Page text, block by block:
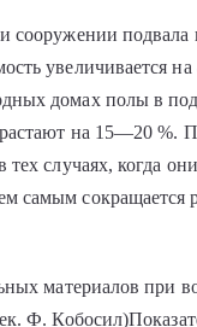
сооружении
увеличивается
домах полы в
на 15—20 %.
тех случаях, когда
самым сокращается
материалов при
Ф.